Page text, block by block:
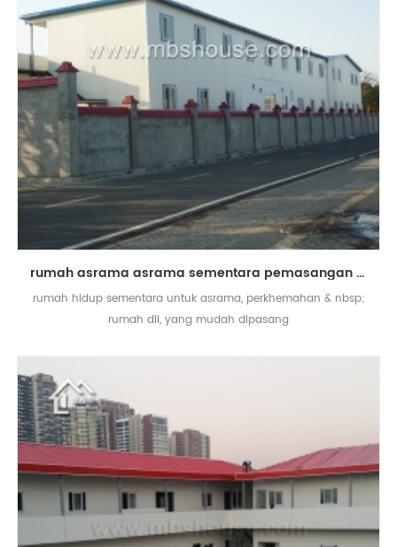
rumah asrama asrama sementara pemasangan pasang siap rumah rumah siap dibina
rumah hidup sementara untuk asrama, perkhemahan & nbsp;
rumah dll, yang mudah dipasang